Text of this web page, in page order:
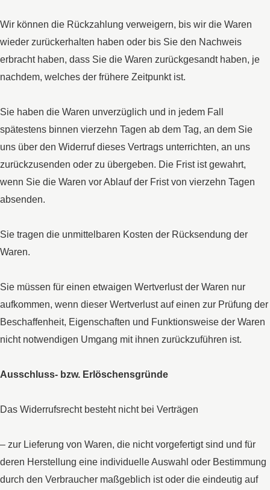
Wir können die Rückzahlung verweigern, bis wir die Waren
wieder zurückerhalten haben oder bis Sie den Nachweis
erbracht haben, dass Sie die Waren zurückgesandt haben, je
nachdem, welches der frühere Zeitpunkt ist.
Sie haben die Waren unverzüglich und in jedem Fall
spätestens binnen vierzehn Tagen ab dem Tag, an dem Sie
uns über den Widerruf dieses Vertrags unterrichten, an uns
zurückzusenden oder zu übergeben. Die Frist ist gewahrt,
wenn Sie die Waren vor Ablauf der Frist von vierzehn Tagen
absenden.
Sie tragen die unmittelbaren Kosten der Rücksendung der
Waren.
Sie müssen für einen etwaigen Wertverlust der Waren nur
aufkommen, wenn dieser Wertverlust auf einen zur Prüfung der
Beschaffenheit, Eigenschaften und Funktionsweise der Waren
nicht notwendigen Umgang mit ihnen zurückzuführen ist.
Ausschluss- bzw. Erlöschensgründe
Das Widerrufsrecht besteht nicht bei Verträgen
– zur Lieferung von Waren, die nicht vorgefertigt sind und für
deren Herstellung eine individuelle Auswahl oder Bestimmung
durch den Verbraucher maßgeblich ist oder die eindeutig auf